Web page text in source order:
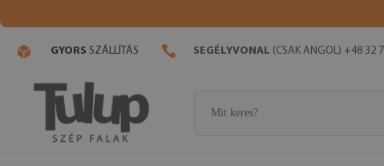
GYORS SZÁLLÍTÁS SEGÉLYVONAL (CSAK ANGOL) +48 32